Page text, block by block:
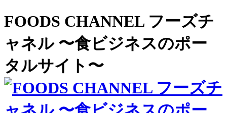
FOODS CHANNEL フーズチ
ャネル 〜食ビジネスのポー
タルサイト〜